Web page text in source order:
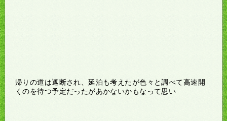
帰りの道は遮断され、延泊も考えたが色々と調べて高速開
くのを待つ予定だったがあかないかもなって思い